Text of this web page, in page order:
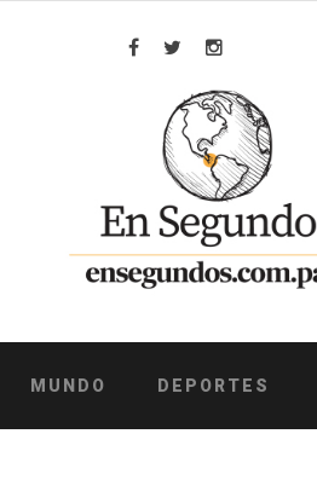
Facebook
TwitterInstagram
MUNDO DEPORTES